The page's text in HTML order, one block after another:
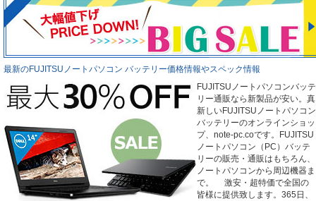
最新のFUJITSUノートパソコン バッテリー価格情報やスペック情報
FUJITSUノートパソコンバッテ
リー通販なら新製品が安い。真
新しいFUJITSUノートパソコン
バッテリーのオンラインショッ
プ、note-pc.coです。FUJITSU
ノートパソコン（PC）バッテ
リーの販売・通販はもちろん、
ノートパソコンから周辺機器ま
で。 激安・超特価で全国の
皆様に提供致します。365日、